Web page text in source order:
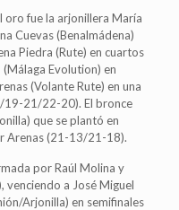
oro fue la arjonillera María
Cuevas (Benalmádena)
Piedra (Rute) en cuartos
Evolution) en
(Volante Rute) en una
19-21/22-20). El bronce
que se plantó en
Arenas (21-13/21-18).
por Raúl Molina y
venciendo a José Miguel
Arjonilla) en semifinales